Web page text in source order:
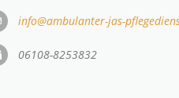
info@ambulanter-jas-
06108-8253832